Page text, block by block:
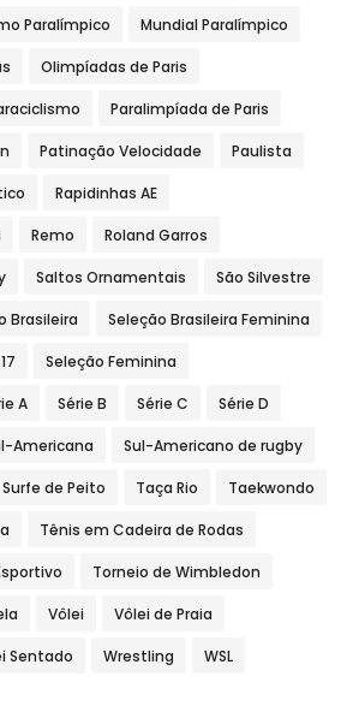
Paralímpico Mundial Paralímpico
Olimpíadas de Paris
Paralimpíada de Paris
Patinação Velocidade Paulista
Rapidinhas AE
Remo Roland Garros
Saltos Ornamentais São Silvestre
Brasileira Seleção Brasileira Feminina
Seleção Feminina
A Série B Série C Série D
Americana Sul-Americano de rugby
Surfe de Peito Taça Rio Taekwondo
Tênis em Cadeira de Rodas
Torneio de Wimbledon
Vôlei Vôlei de Praia
Sentado Wrestling WSL